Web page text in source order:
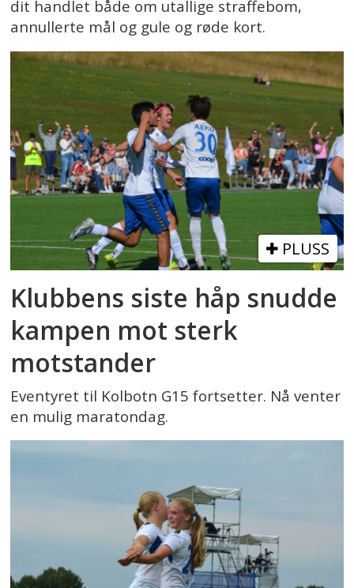
dit handlet både om utallige straffebom,
annullerte mål og gule og røde kort.
PLUSS
Klubbens siste håp snudde
kampen mot sterk
motstander
Eventyret til Kolbotn G15 fortsetter. Nå venter
en mulig maratondag.